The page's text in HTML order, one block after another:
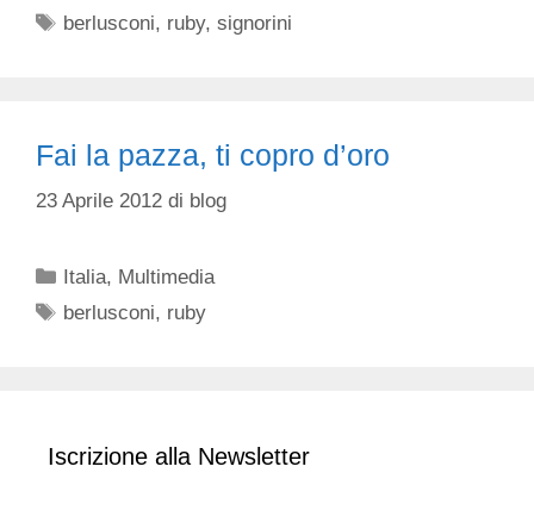
Tag
berlusconi, ruby,signorini
Fai la pazza, ti copro d’oro
23 Aprile 2012 di blog
Categorie
Italia, Multimedia
Tag
berlusconi, ruby
Iscrizione alla Newsletter